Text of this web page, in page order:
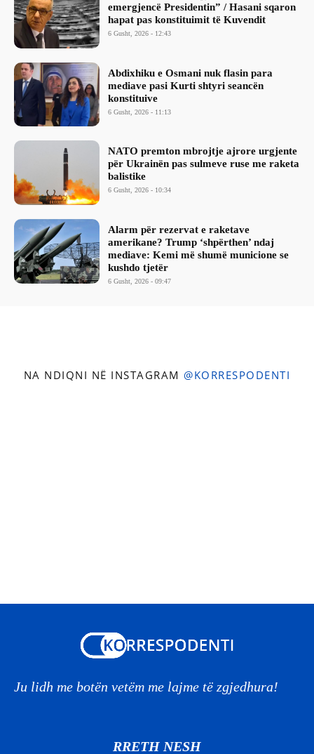
emergjencë Presidentin” / Hasani sqaron
hapat pas konstituimit të Kuvendit
6 Gusht, 2026 - 12:43
Abdixhiku e Osmani nuk flasin para
mediave pasi Kurti shtyri seancën
konstituive
6 Gusht, 2026 - 11:13
NATO premton mbrojtje ajrore urgjente
për Ukrainën pas sulmeve ruse me raketa
balistike
6 Gusht, 2026 - 10:34
Alarm për rezervat e raketave
amerikane? Trump ‘shpërthen’ ndaj
mediave: Kemi më shumë municione se
kushdo tjetër
6 Gusht, 2026 - 09:47
NA NDIQNI NË INSTAGRAM @KORRESPODENTI
Ju lidh me botën vetëm me lajme të zgjedhura!
RRETH NESH